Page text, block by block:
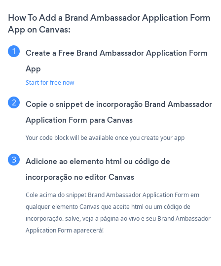
How To Add a Brand Ambassador Application Form
App on Canvas:
Create a Free Brand Ambassador Application Form
App
Start for free now
Copie o snippet de incorporação Brand Ambassador
Application Form para Canvas
Your code block will be available once you create your app
Adicione ao elemento html ou código de
incorporação no editor Canvas
Cole acima do snippet Brand Ambassador Application Form em
qualquer elemento Canvas que aceite html ou um código de
incorporação. salve, veja a página ao vivo e seu Brand Ambassador
Application Form aparecerá!